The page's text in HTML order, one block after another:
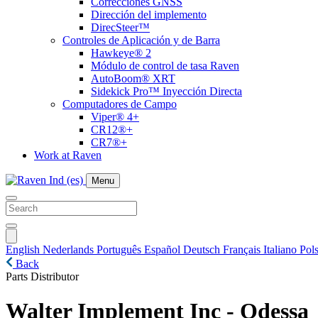
Dirección del implemento
DirecSteer™
Controles de Aplicación y de Barra
Hawkeye® 2
Módulo de control de tasa Raven
AutoBoom® XRT
Sidekick Pro™ Inyección Directa
Computadores de Campo
Viper® 4+
CR12®+
CR7®+
Work at Raven
Menu
English Nederlands Português Español Deutsch Français Italiano
Back
Parts Distributor
Walter Implement Inc - Odessa